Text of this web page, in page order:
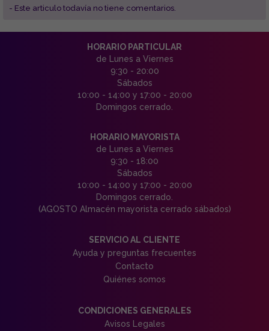
- Este articulo todavía no tiene comentarios.
HORARIO PARTICULAR
de Lunes a Viernes
9:30 - 20:00
Sábados
10:00 - 14:00 y 17:00 - 20:00
Domingos cerrado.
HORARIO MAYORISTA
de Lunes a Viernes
9:30 - 18:00
Sábados
10:00 - 14:00 y 17:00 - 20:00
Domingos cerrado.
(AGOSTO Almacén mayorista cerrado sábados)
SERVICIO AL CLIENTE
Ayuda y preguntas frecuentes
Contacto
Quiénes somos
CONDICIONES GENERALES
Avisos Legales